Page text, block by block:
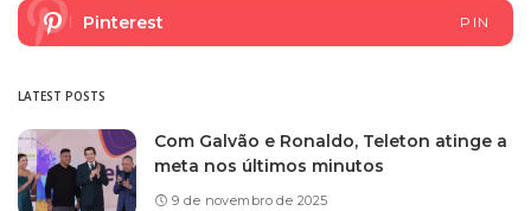
Pinterest PIN
LATEST POSTS
Com Galvão e Ronaldo, Teleton atinge a
meta nos últimos minutos
9 de novembro de 2025